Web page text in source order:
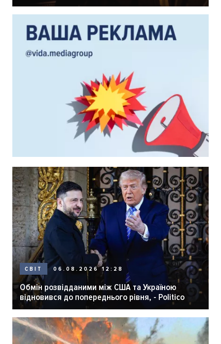
СВІТ 06.08.2026 12:28
Обмін розвідданими між США та Україною
відновився до попереднього рівня, - Politico